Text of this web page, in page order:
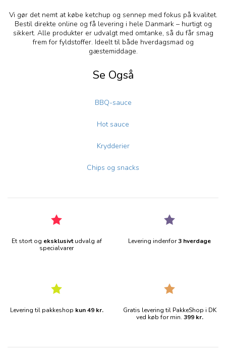
Vi gør det nemt at købe ketchup og sennep med fokus på kvalitet.
Bestil direkte online og få levering i hele Danmark – hurtigt og
sikkert. Alle produkter er udvalgt med omtanke, så du får smag
frem for fyldstoffer. Ideelt til både hverdagsmad og
gæstemiddage.
Se Også
BBQ-sauce
Hot sauce
Krydderier
Chips og snacks
Et stort og eksklusivtudvalg af
specialvarer
Levering indenfor3 hverdage
Levering til pakkeshop kun 49 kr.
Gratis levering til PakkeShop i DK
ved køb for min. 399 kr.